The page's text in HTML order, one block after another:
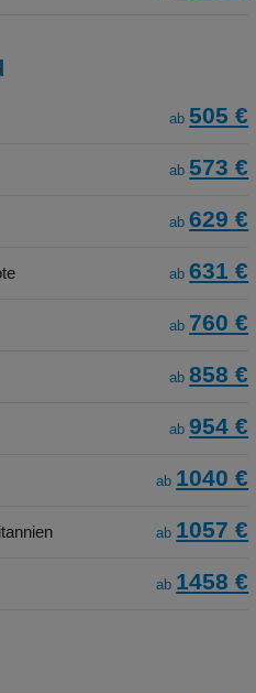
ab 505 €
ab 573 €
ab 629 €
ab 631 €
ab 760 €
ab 858 €
ab 954 €
ab 1040 €
ab 1057 €
ab 1458 €